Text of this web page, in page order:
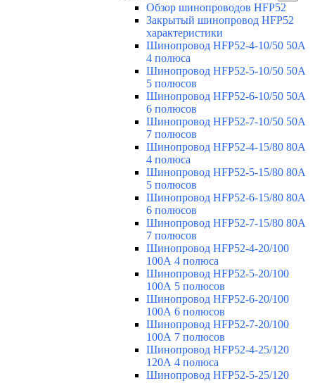
Обзор шинопроводов HFP52
Закрытый шинопровод HFP52
характеристики
Шинопровод HFP52-4-10/50 50A
4 полюса
Шинопровод HFP52-5-10/50 50А
5 полюсов
Шинопровод HFP52-6-10/50 50А
6 полюсов
Шинопровод HFP52-7-10/50 50А
7 полюсов
Шинопровод HFP52-4-15/80 80A
4 полюса
Шинопровод HFP52-5-15/80 80А
5 полюсов
Шинопровод HFP52-6-15/80 80А
6 полюсов
Шинопровод HFP52-7-15/80 80А
7 полюсов
Шинопровод HFP52-4-20/100
100А 4 полюса
Шинопровод HFP52-5-20/100
100А 5 полюсов
Шинопровод HFP52-6-20/100
100А 6 полюсов
Шинопровод HFP52-7-20/100
100А 7 полюсов
Шинопровод HFP52-4-25/120
120А 4 полюса
Шинопровод HFP52-5-25/120